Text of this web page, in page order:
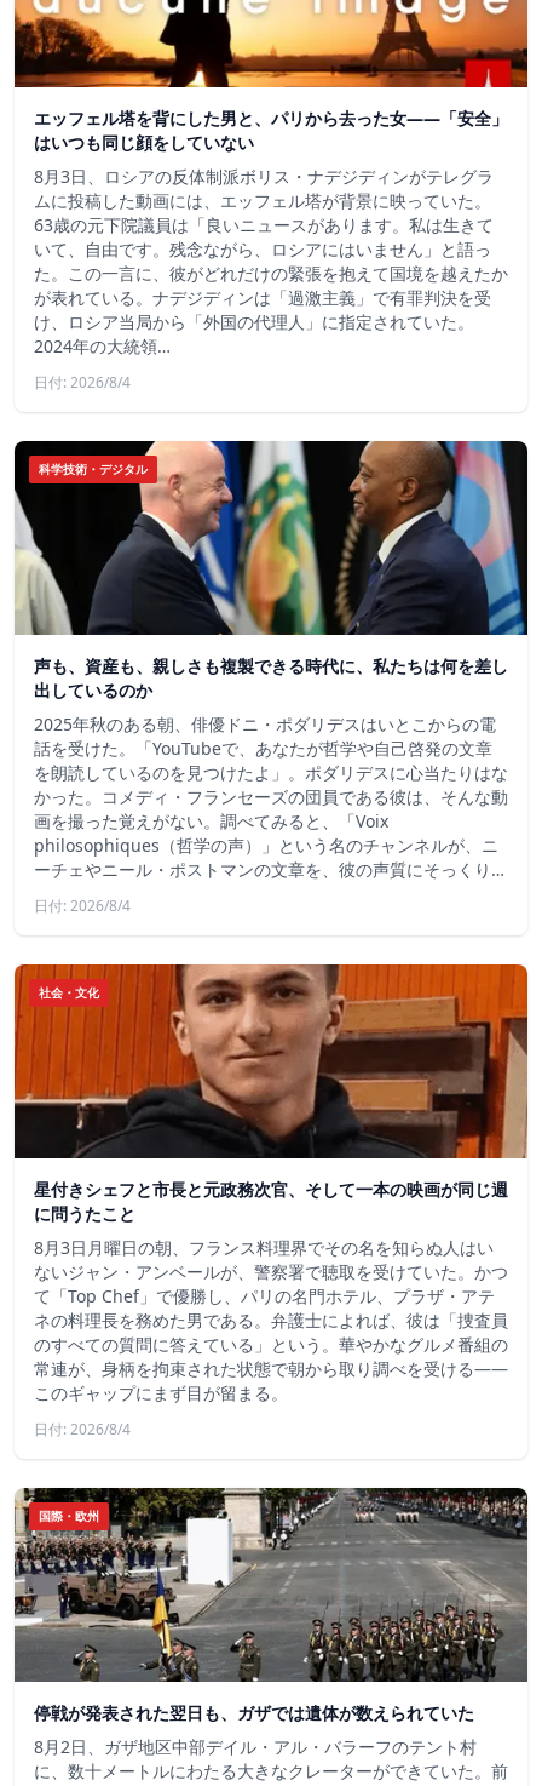
エッフェル塔を背にした男と、パリから去った女——「安全」
はいつも同じ顔をしていない
8月3日、ロシアの反体制派ボリス・ナデジディンがテレグラ
ムに投稿した動画には、エッフェル塔が背景に映っていた。
63歳の元下院議員は「良いニュースがあります。私は生きて
いて、自由です。残念ながら、ロシアにはいません」と語っ
た。この一言に、彼がどれだけの緊張を抱えて国境を越えたか
が表れている。ナデジディンは「過激主義」で有罪判決を受
け、ロシア当局から「外国の代理人」に指定されていた。
2024年の大統領…
日付: 2026/8/4
科学技術・デジタル
声も、資産も、親しさも複製できる時代に、私たちは何を差し
出しているのか
2025年秋のある朝、俳優ドニ・ポダリデスはいとこからの電
話を受けた。「YouTubeで、あなたが哲学や自己啓発の文章
を朗読しているのを見つけたよ」。ポダリデスに心当たりはな
かった。コメディ・フランセーズの団員である彼は、そんな動
画を撮った覚えがない。調べてみると、「Voix
philosophiques（哲学の声）」という名のチャンネルが、ニ
ーチェやニール・ポストマンの文章を、彼の声質にそっくり…
日付: 2026/8/4
社会・文化
星付きシェフと市長と元政務次官、そして一本の映画が同じ週
に問うたこと
8月3日月曜日の朝、フランス料理界でその名を知らぬ人はい
ないジャン・アンベールが、警察署で聴取を受けていた。かつ
て「Top Chef」で優勝し、パリの名門ホテル、プラザ・アテ
ネの料理長を務めた男である。弁護士によれば、彼は「捜査員
のすべての質問に答えている」という。華やかなグルメ番組の
常連が、身柄を拘束された状態で朝から取り調べを受ける――
このギャップにまず目が留まる。
日付: 2026/8/4
国際・欧州
停戦が発表された翌日も、ガザでは遺体が数えられていた
8月2日、ガザ地区中部デイル・アル・バラーフのテント村
に、数十メートルにわたる大きなクレーターができていた。前